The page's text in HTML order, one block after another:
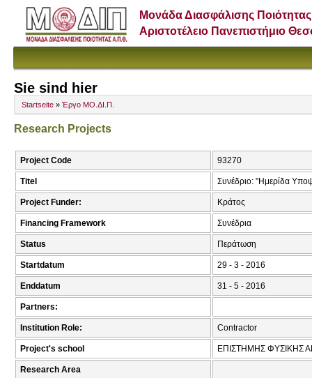
Μονάδα Διασφάλισης Ποιότητας
Αριστοτέλειο Πανεπιστήμιο
Sie sind hier
Startseite » Έργο ΜΟ.ΔΙ.Π.
Research Projects
Project Code 93270
Titel Συνέδριο: "Ημερίδα
Project Funder: Κράτος
Financing Framework Συνέδρια
Status Περάτωση
Startdatum 29 - 3 - 2016
Enddatum 31 - 5 - 2016
Partners:
Institution Role: Contractor
Project's school ΕΠΙΣΤΗΜΗΣ ΦΥΣΙΚΗΣ
Research Area